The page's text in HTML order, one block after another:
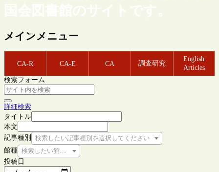
国会図書館のサイトです。
メインメニュー
CA-R CA-E CA 調査研究
English
Articles
検索フォーム
詳細検索
タイトル
本文
記事種別
検索したい記事種別を選択してください
館種 検索したい館種を選択してください
投稿日